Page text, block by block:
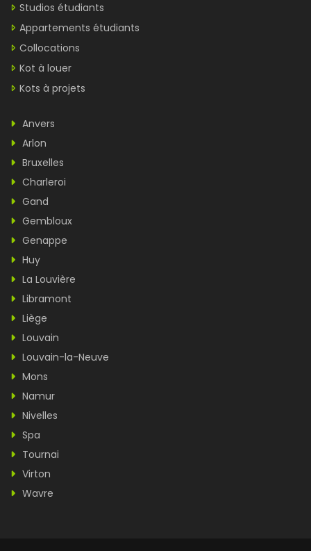
Studios étudiants
Appartements étudiants
Collocations
Kot à louer
Kots à projets
Anvers
Arlon
Bruxelles
Charleroi
Gand
Gembloux
Genappe
Huy
La Louvière
Libramont
Liège
Louvain
Louvain-la-Neuve
Mons
Namur
Nivelles
Spa
Tournai
Virton
Wavre